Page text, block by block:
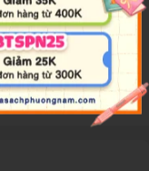
trơn giúp dễ dàng
các loại giấy: giấy
lớn, mực sáng,